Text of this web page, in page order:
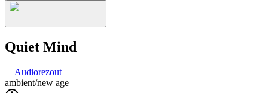
Quiet Mind
—Audiorezout
ambient/new age